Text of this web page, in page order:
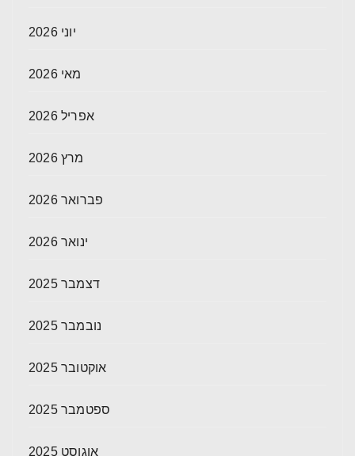
יוני 2026
מאי 2026
אפריל 2026
מרץ 2026
פברואר 2026
ינואר 2026
דצמבר 2025
נובמבר 2025
אוקטובר 2025
ספטמבר 2025
אוגוסט 2025